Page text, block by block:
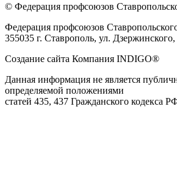
© Федерация профсоюзов
Федерация профсоюзов
355035 г. Ставрополь, ул. Дзержинского,
Создание сайта Компания INDIGO®
Данная информация не является
определяемой положениями
статей 435, 437 Гражданского кодекса